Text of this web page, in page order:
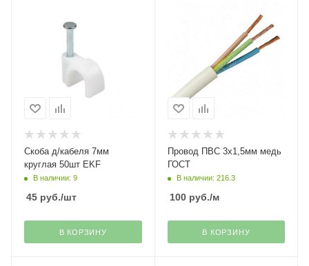
Скоба д/кабеля 7мм
круглая 50шт EKF
В наличии: 9
45 руб./шт
В КОРЗИНУ
Провод ПВС 3х1,5мм медь
ГОСТ
В наличии: 216.3
100руб./м
В КОРЗИНУ